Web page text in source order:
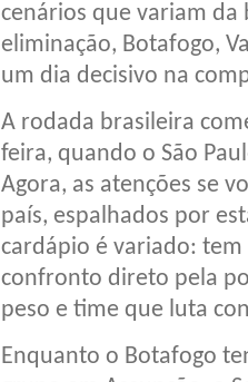
cenários que variam da
eliminação, Botafogo,
um dia decisivo na
A rodada brasileira
feira, quando o São
Agora, as atenções se
país, espalhados por
cardápio é variado:
confronto direto pela
peso e time que luta
Enquanto o Botafogo